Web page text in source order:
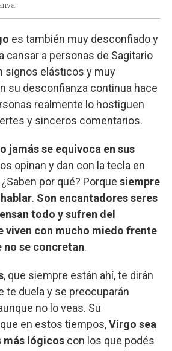
es también muy desconfiado y
cansar a personas de Sagitario
signos elásticos y muy
su desconfianza continua hace
realmente lo hostiguen
y sinceros comentarios.
jamás se equivoca en sus
opinan y dan con la tecla en
por qué? Porque siempre
. Son encantadores seres
todo y sufren del
viven con mucho miedo frente
no se concretan.
, que siempre están ahí, te dirán
te duela y se preocuparán
no lo veas. Su
en estos tiempos,Virgo sea
más lógicos con los que podés